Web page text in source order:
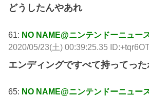
どうしたんやあれ
61: NO NAME@ニンテンドーニュー
2020/05/23(土) 00:39:25.35
エンディングですべて持ってった
65: NO NAME@ニンテンドーニュー